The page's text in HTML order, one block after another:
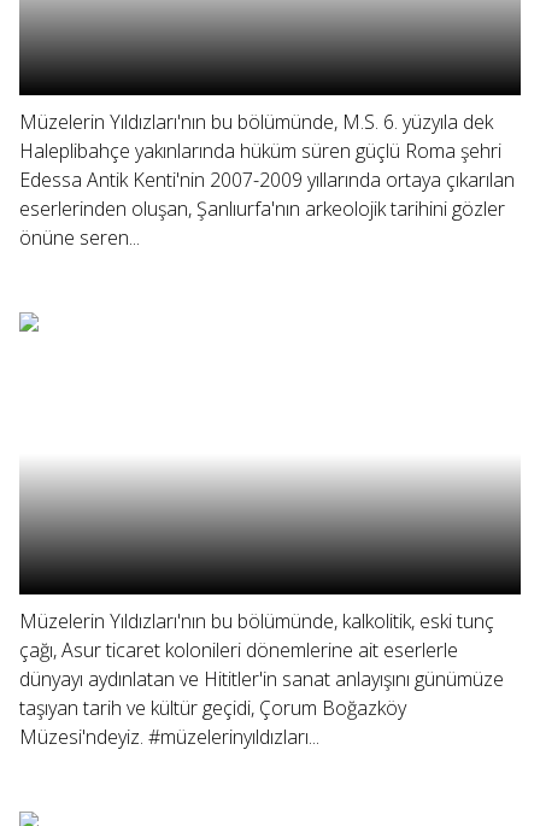
Müzelerin Yıldızları'nın bu bölümünde, M.S. 6. yüzyıla dek
Haleplibahçe yakınlarında hüküm süren güçlü Roma şehri
Edessa Antik Kenti'nin 2007-2009 yıllarında ortaya çıkarılan
eserlerinden oluşan, Şanlıurfa'nın arkeolojik tarihini gözler
önüne seren...
Müzelerin Yıldızları'nın bu bölümünde, kalkolitik, eski tunç
çağı, Asur ticaret kolonileri dönemlerine ait eserlerle
dünyayı aydınlatan ve Hititler'in sanat anlayışını günümüze
taşıyan tarih ve kültür geçidi, Çorum Boğazköy
Müzesi'ndeyiz. #müzelerinyıldızları...